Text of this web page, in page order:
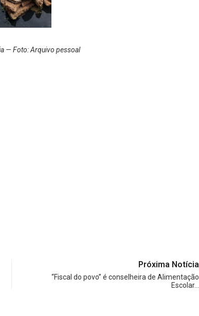
— Foto: Arquivo pessoal
Próxima Notícia
“Fiscal do povo” é conselheira de Alimentação
Escolar…